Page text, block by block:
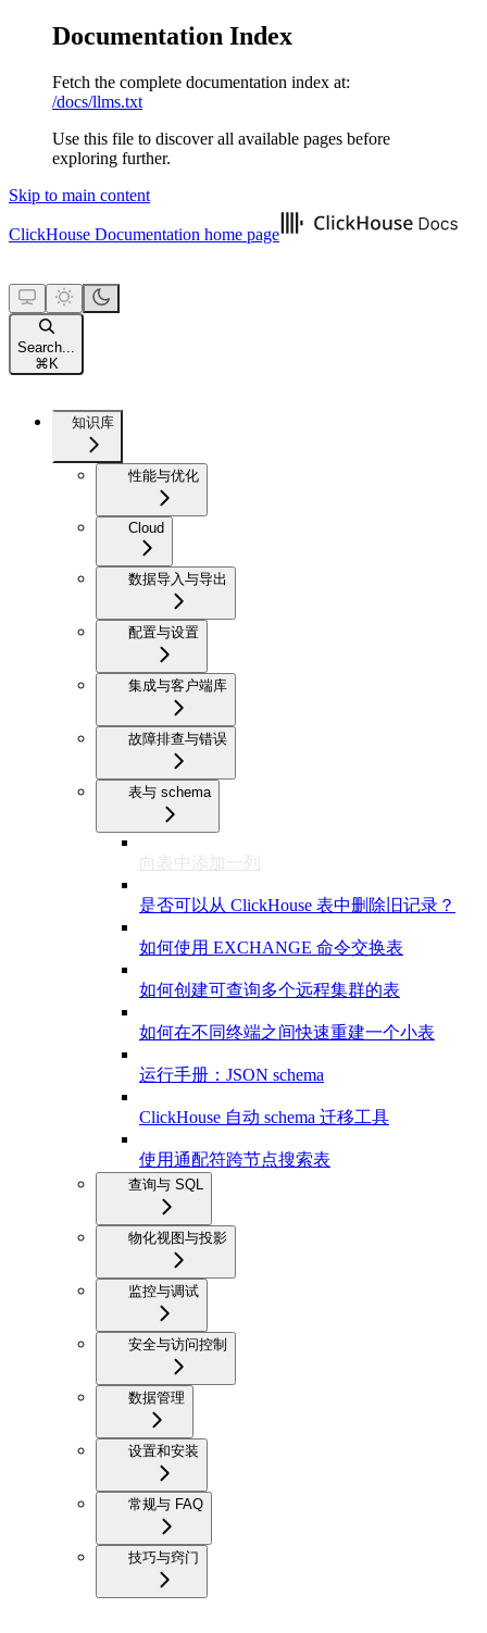
Documentation Index
Fetch the complete documentation index at:
/docs/llms.txt
Use this file to discover all available pages before
exploring further.
Skip to main content
ClickHouse Documentation home page
Search...
⌘ K
知识库
性能与优化
Cloud
数据导入与导出
配置与设置
集成与客户端库
故障排查与错误
表与 schema
向表中添加一列
是否可以从 ClickHouse 表中删除旧记录？
如何使用 EXCHANGE 命令交换表
如何创建可查询多个远程集群的表
如何在不同终端之间快速重建一个小表
运行手册：JSON schema
ClickHouse 自动 schema 迁移工具
使用通配符跨节点搜索表
查询与 SQL
物化视图与投影
监控与调试
安全与访问控制
数据管理
设置和安装
常规与 FAQ
技巧与窍门